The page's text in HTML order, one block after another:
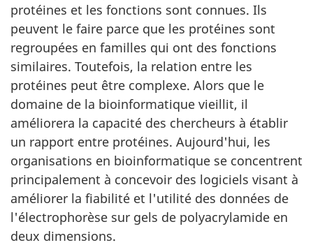
protéines et les fonctions sont connues. Ils
peuvent le faire parce que les protéines sont
regroupées en familles qui ont des fonctions
similaires. Toutefois, la relation entre les
protéines peut être complexe. Alors que le
domaine de la bioinformatique vieillit, il
améliorera la capacité des chercheurs à établir
un rapport entre protéines. Aujourd'hui, les
organisations en bioinformatique se concentrent
principalement à concevoir des logiciels visant à
améliorer la fiabilité et l'utilité des données de
l'électrophorèse sur gels de polyacrylamide en
deux dimensions.